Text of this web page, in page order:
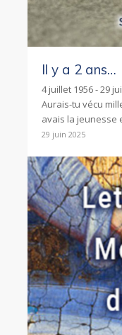
Il y a 2 ans…
4 juillet 1956 - 29
Aurais-tu vécu
avais la jeunesse
29 juin 2025